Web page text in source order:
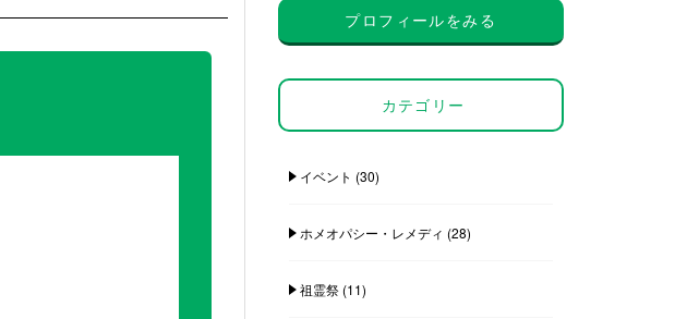
プロフィールをみる
カテゴリー
イベント (30)
ホメオパシー・レメディ (28)
祖霊祭(11)